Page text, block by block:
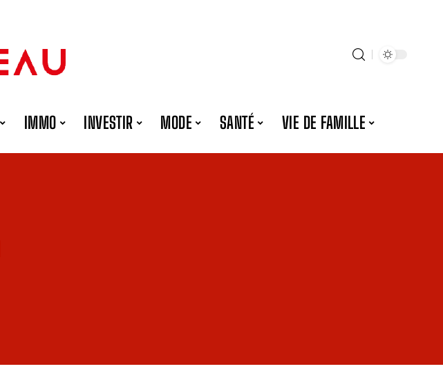
IMMO INVESTIR MODE SANTÉ VIE DE FAMILLE